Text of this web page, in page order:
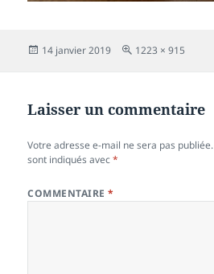
Publié
14 janvier 2019
Taille
1223 × 915
Laisser un commentaire
Votre adresse e-mail ne sera pas publiée.
sont indiqués avec*
COMMENTAIRE*